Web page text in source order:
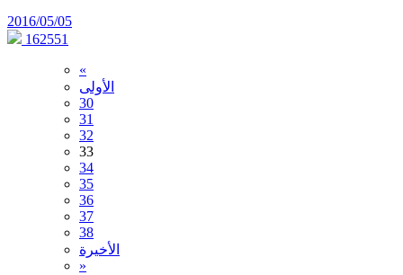
2016/05/05
162551
«
الأولى
30
31
32
33
34
35
36
37
38
الأخيرة
»